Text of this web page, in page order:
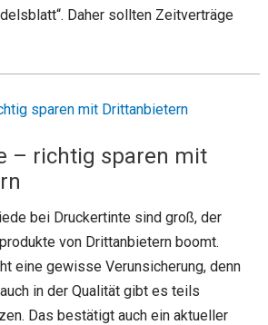
Daher sollten Zeitverträge
– richtig sparen mit
bei Druckertinte sind groß, der
von Drittanbietern boomt.
eine gewisse Verunsicherung, denn
in der Qualität gibt es teils
Das bestätigt auch ein aktueller